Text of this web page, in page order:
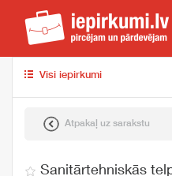
Visi iepirkumi
Atpakaļ uz sarakstu
Sanitārtehniskās